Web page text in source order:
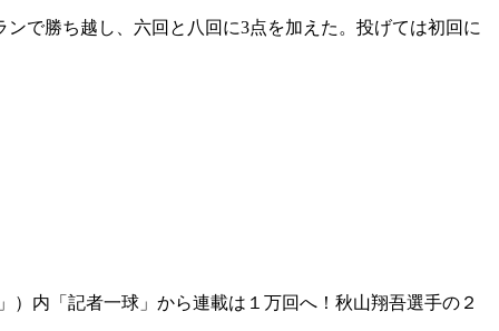
で勝ち越し、六回と八回に3点を加えた。投げては初回に
内「記者一球」から連載は１万回へ！秋山翔吾選手の２